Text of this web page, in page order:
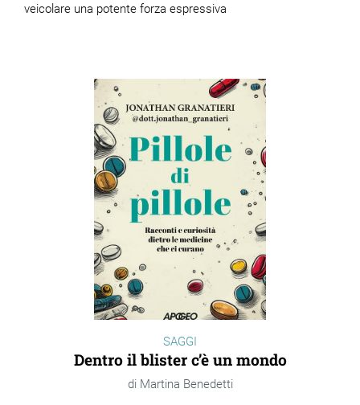
veicolare una potente forza espressiva
SAGGI
Dentro il blister c’è un mondo
Martina Benedetti